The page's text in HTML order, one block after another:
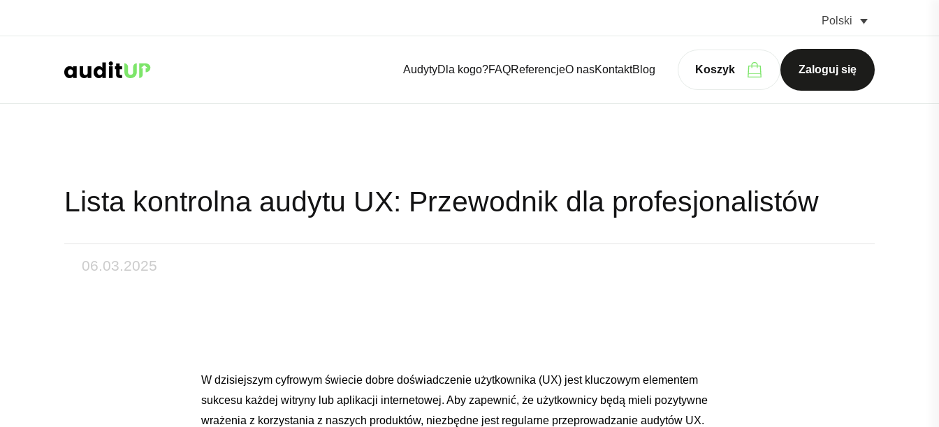
Polski
AudytyDla kogo?FAQReferencjeO nasKontaktBlog Koszyk Zaloguj się
Lista kontrolna audytu UX: Przewodnik dla profesjonalistów
06.03.2025
W dzisiejszym cyfrowym świecie dobre doświadczenie użytkownika ⁤(UX) jest kluczowym ⁢elementem
‍sukcesu każdej witryny lub aplikacji internetowej. Aby zapewnić, że​ użytkownicy ‍będą mieli pozytywne
wrażenia z korzystania z naszych produktów,⁢ niezbędne⁣ jest regularne przeprowadzanie audytów UX.